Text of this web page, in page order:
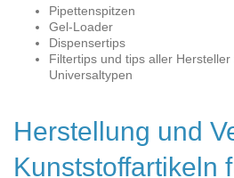
Pipettenspitzen
Gel-Loader
Dispensertips
Filtertips und tips aller
Universaltypen
Herstellung und
Kunststoffartikeln